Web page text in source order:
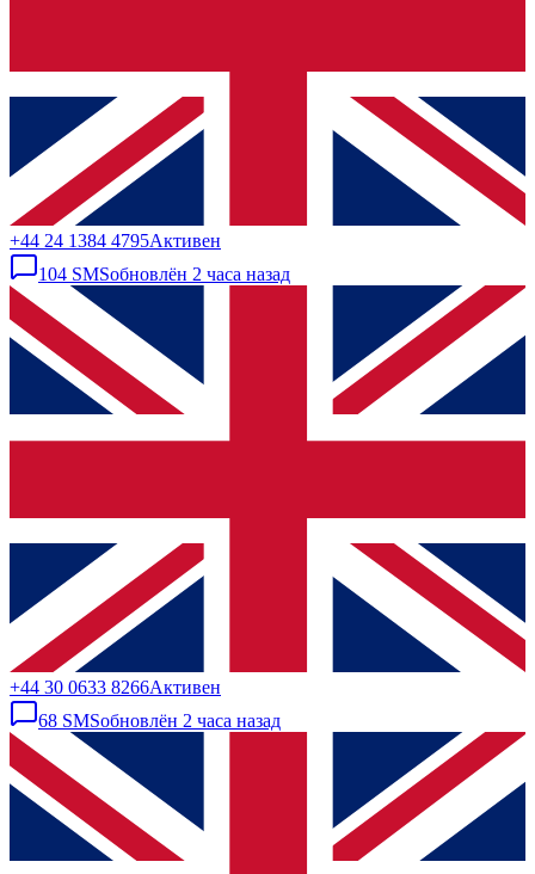
+44 24 1384 4795Активен
104 SMSобновлён 2 часа назад
+44 30 0633 8266Активен
68 SMSобновлён 2 часа назад